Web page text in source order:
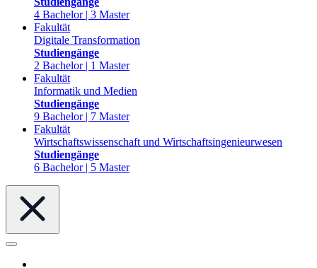
4 Bachelor | 3 Master
Fakultät
Digitale Transformation
Studiengänge
2 Bachelor | 1 Master
Fakultät
Informatik und Medien
Studiengänge
9 Bachelor | 7 Master
Fakultät
Wirtschaftswissenschaft und Wirtschaftsingenieurwesen
Studiengänge
6 Bachelor | 5 Master